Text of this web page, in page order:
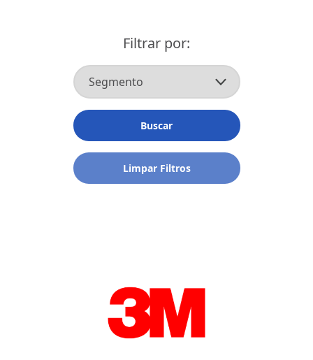
Filtrar por:
Buscar
Limpar Filtros